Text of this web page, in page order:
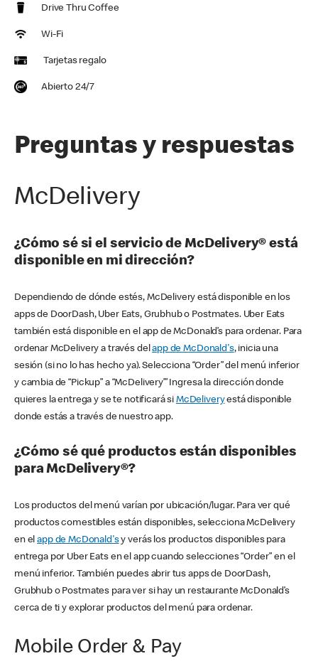
Drive Thru Coffee
Wi-Fi
Tarjetas regalo
Abierto 24/7
Preguntas y respuestas
McDelivery
¿Cómo sé si el servicio de McDelivery® está
disponible en mi dirección?
Dependiendo de dónde estés, McDelivery está disponible en los
apps de DoorDash, Uber Eats, Grubhub o Postmates. Uber Eats
también está disponible en el app de McDonald’s para ordenar. Para
ordenar McDelivery a través delapp de McDonald's, inicia una
sesión (si no lo has hecho ya). Selecciona “Order” del menú inferior
y cambia de “Pickup” a “McDelivery’” Ingresa la dirección donde
quieres la entrega y se te notificará si McDeliveryestá disponible
donde estás a través de nuestro app.
¿Cómo sé qué productos están disponibles
para McDelivery®?
Los productos del menú varían por ubicación/lugar. Para ver qué
productos comestibles están disponibles, selecciona McDelivery
en elapp de McDonald'sy verás los productos disponibles para
entrega por Uber Eats en el app cuando selecciones “Order” en el
menú inferior. También puedes abrir tus apps de DoorDash,
Grubhub o Postmates para ver si hay un restaurante McDonald’s
cerca de ti y explorar productos del menú para ordenar.
Mobile Order & Pay